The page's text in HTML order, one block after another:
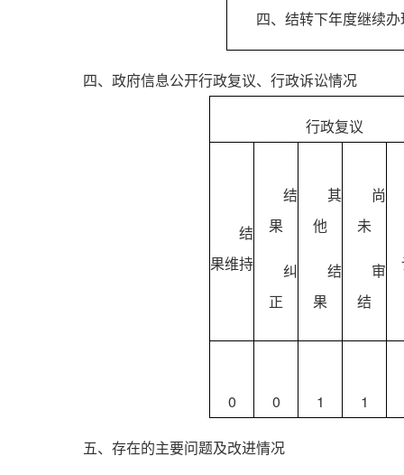
四、结转下年度继续
四、政府信息公开行政复议、行政诉讼情况
行政复议
结
果维持
结
果
纠
正
其
他
结
果
尚
未
审
结
0 0 1 1
五、存在的主要问题及改进情况